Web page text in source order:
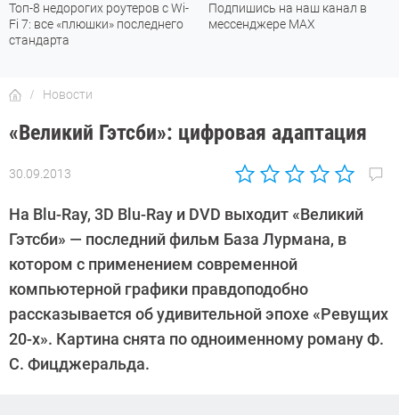
Топ-8 недорогих роутеров с Wi-
Fi 7: все «плюшки» последнего
стандарта
Подпишись на наш канал в
мессенджере МАХ
Новости
«Великий Гэтсби»: цифровая адаптация
30.09.2013
Автор:
На Blu-Ray, 3D Blu-Ray и DVD выходит «Великий
Гэтсби» — последний фильм База Лурмана, в
котором с применением современной
компьютерной графики правдоподобно
рассказывается об удивительной эпохе «Ревущих
20-х». Картина снята по одноименному роману Ф.
С. Фицджеральда.